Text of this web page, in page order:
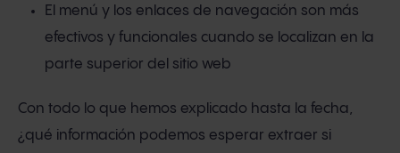
El menú y los enlaces de navegación son más
efectivos y funcionales cuando se localizan en la
parte superior del sitio web
Con todo lo que hemos explicado hasta la fecha,
¿qué información podemos esperar extraer si